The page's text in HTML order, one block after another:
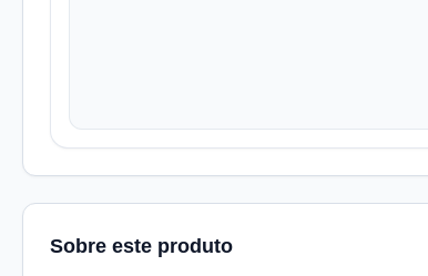
Sobre este produto